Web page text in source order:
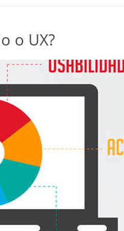
o UX?